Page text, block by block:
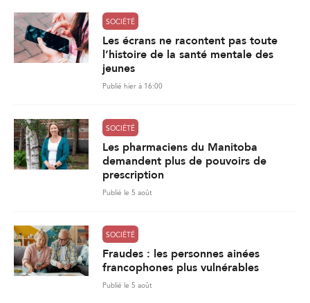
SOCIÉTÉ
Les écrans ne racontent pas toute
l’histoire de la santé mentale des
jeunes
Publié hier à 16:00
SOCIÉTÉ
Les pharmaciens du Manitoba
demandent plus de pouvoirs de
prescription
Publié le 5 août
SOCIÉTÉ
Fraudes : les personnes ainées
francophones plus vulnérables
Publié le 5 août